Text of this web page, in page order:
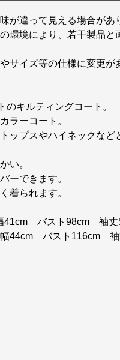
が違って見える場合があ
環境により、若干製品と
サイズ等の仕様に変更が
のキルティングコート。
ラーコート。
ップスやハイネックな
い。
ーできます。
着られます。
バスト98cm 袖丈
44cm バスト116cm 袖